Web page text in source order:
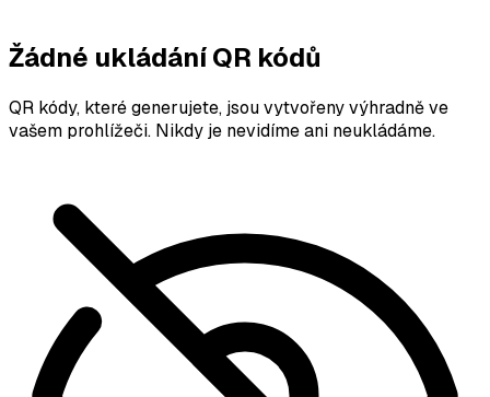
Žádné ukládání QR kódů
QR kódy, které generujete, jsou vytvořeny výhradně ve
vašem prohlížeči. Nikdy je nevidíme ani neukládáme.